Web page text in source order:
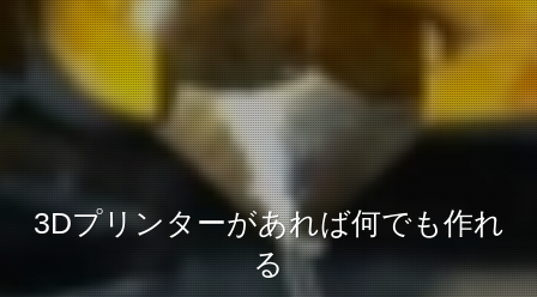
3Dプリンターがあれば何でも作れ
る
カメラ機材・写真紹介
3Dプリンターがあれば何でも作れ
る